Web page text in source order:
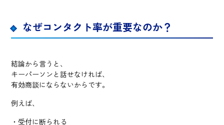
なぜコンタクト率が重要なのか？
結論から言うと、
キーパーソンと話せなければ、
有効商談にならないからです。
例えば、
・受付に断られる